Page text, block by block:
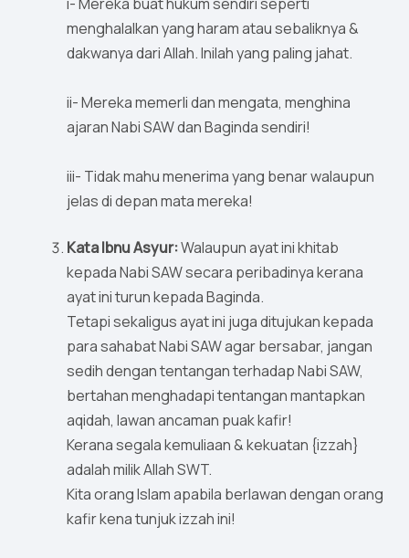
menghalalkan yang haram atau sebaliknya &
dakwanya dari Allah. Inilah yang paling jahat.
ii- Mereka memerli dan mengata, menghina
ajaran Nabi SAW dan Baginda sendiri!
iii- Tidak mahu menerima yang benar walaupun
jelas di depan mata mereka!
Kata Ibnu Asyur:Walaupun ayat ini khitab
kepada Nabi SAW secara peribadinya kerana
ayat ini turun kepada Baginda.
Tetapi sekaligus ayat ini juga ditujukan kepada
para sahabat Nabi SAW agar bersabar, jangan
sedih dengan tentangan terhadap Nabi SAW,
bertahan menghadapi tentangan mantapkan
aqidah, lawan ancaman puak kafir!
Kerana segala kemuliaan & kekuatan {izzah}
adalah milik Allah SWT.
Kita orang Islam apabila berlawan dengan orang
kafir kena tunjuk izzah ini!